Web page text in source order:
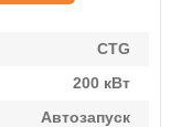
CTG
200 кВт
Автозапуск